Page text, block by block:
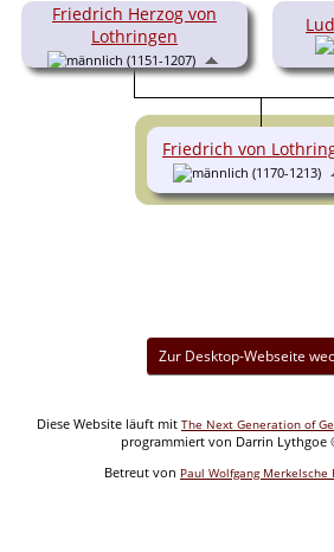
Friedrich Herzog von
Lothringen
(1151-1207)
Friedrich von
(1170-1213)
Zur Desktop-Webseite
Diese Website läuft mit The Next Generation of
programmiert von Darrin Lythgoe
Betreut von Paul Wolfgang